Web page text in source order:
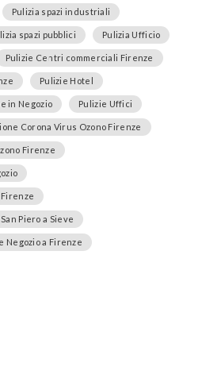
Pulizia spazi industriali
spazi pubblici Pulizia Ufficio
Pulizie Centri commerciali Firenze
Pulizie Hotel
in Negozio Pulizie Uffici
Corona Virus Ozono Firenze
Firenze
Piero a Sieve
Negozio a Firenze